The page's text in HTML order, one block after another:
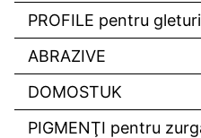
PROFILE pentru gleturi
ABRAZIVE
DOMOSTUK
PIGMENŢI pentru